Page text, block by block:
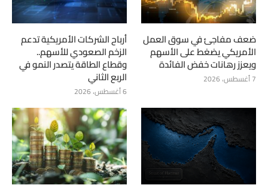
ضعف مفاجئ في سوق العمل
الأمريكي يضغط على الأسهم
ويعزز رهانات خفض الفائدة
7 أغسطس، 2026
أرباح الشركات الأمريكية تدعم
الزخم الصعودي للأسهم..
وقطاع الطاقة يتصدر النمو في
الربع الثاني
6 أغسطس، 2026